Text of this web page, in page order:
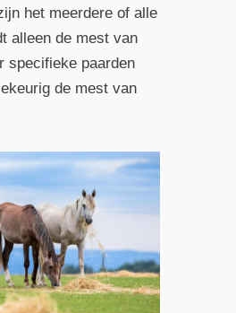
het meerdere of alle
alleen de mest van
specifieke paarden
de mest van